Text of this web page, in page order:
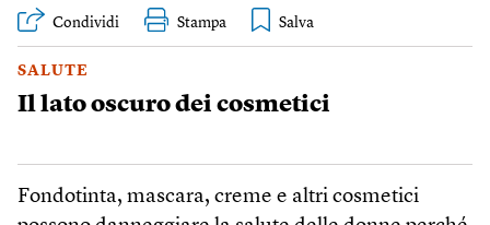
Condividi Stampa
SALUTE
Il lato oscuro dei cosmetici
Fondotinta, mascara, creme e altri cosmetici